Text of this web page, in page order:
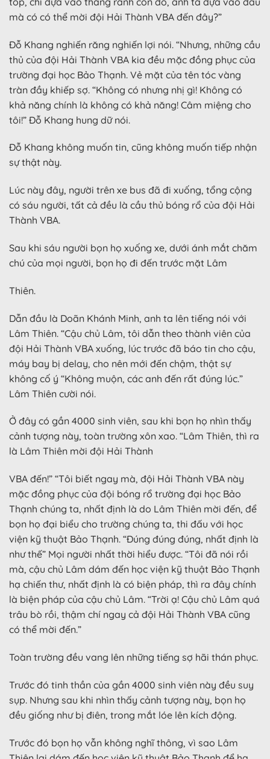
mà có có thể mời đội Hải Thành VBA đến đây?”
Đỗ Khang nghiến răng nghiến lợi nói. “Nhưng, những cầu
thủ của đội Hải Thành VBA kia đều mặc đồng phục của
trường đại học Bảo Thạnh. Vẻ mặt của tên tóc vàng
tràn đầy khiếp sợ. “Không có nhưng nhị gì! Không có
khả năng chính là không có khả năng! Câm miệng cho
tôi!” Đỗ Khang hung dữ nói.
Đỗ Khang không muốn tin, cũng không muốn tiếp nhận
sự thật này.
Lúc này đây, người trên xe bus đã đi xuống, tổng cộng
có sáu người, tất cả đều là cầu thủ bóng rổ của đội Hải
Thành VBA.
Sau khi sáu người bọn họ xuống xe, dưới ánh mắt chăm
chú của mọi người, bọn họ đi đến trước mặt Lâm
Thiên.
Dẫn đầu là Doãn Khánh Minh, anh ta lên tiếng nói với
Lâm Thiên. “Cậu chủ Lâm, tôi dẫn theo thành viên của
đội Hải Thành VBA xuống, lúc trước đã báo tin cho cậu,
máy bay bị delay, cho nên mới đến chậm, thật sự
không cố ý “Không muộn, các anh đến rất đúng lúc.”
Lâm Thiên cười nói.
Ở đây có gần 4000 sinh viên, sau khi bọn họ nhìn thấy
cảnh tượng này, toàn trường xôn xao. “Lâm Thiên, thì ra
là Lâm Thiên mời đội Hải Thành
VBA đến!” “Tôi biết ngay mà, đội Hải Thành VBA này
mặc đồng phục của đội bóng rổ trường đại học Bảo
Thạnh chúng ta, nhất định là do Lâm Thiên mời đến, để
bọn họ đại biểu cho trường chúng ta, thi đấu với học
viện kỹ thuật Bảo Thạnh. “Đúng đúng đúng, nhất định là
như thế” Mọi người nhất thời hiểu được. “Tôi đã nói rồi
mà, cậu chủ Lâm dám đến học viện kỹ thuật Bảo Thạnh
hạ chiến thư, nhất định là có biện pháp, thì ra đây chính
là biện pháp của cậu chủ Lâm. “Trời ạ! Cậu chủ Lâm quá
trâu bò rồi, thậm chí ngay cả đội Hải Thành VBA cũng
có thể mời đến.”
Toàn trường đều vang lên những tiếng sợ hãi thán phục.
Trước đó tinh thần của gần 4000 sinh viên này đều suy
sụp. Nhưng sau khi nhìn thấy cảnh tượng này, bọn họ
đều giống như bị điên, trong mắt lóe lên kích động.
Trước đó bọn họ vẫn không nghĩ thông, vì sao Lâm